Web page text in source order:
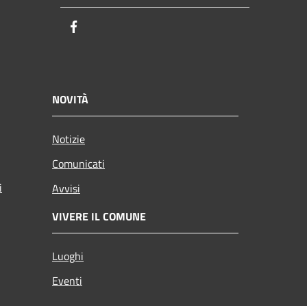
NOVITÀ
Notizie
Comunicati
Avvisi
VIVERE IL COMUNE
Luoghi
Eventi